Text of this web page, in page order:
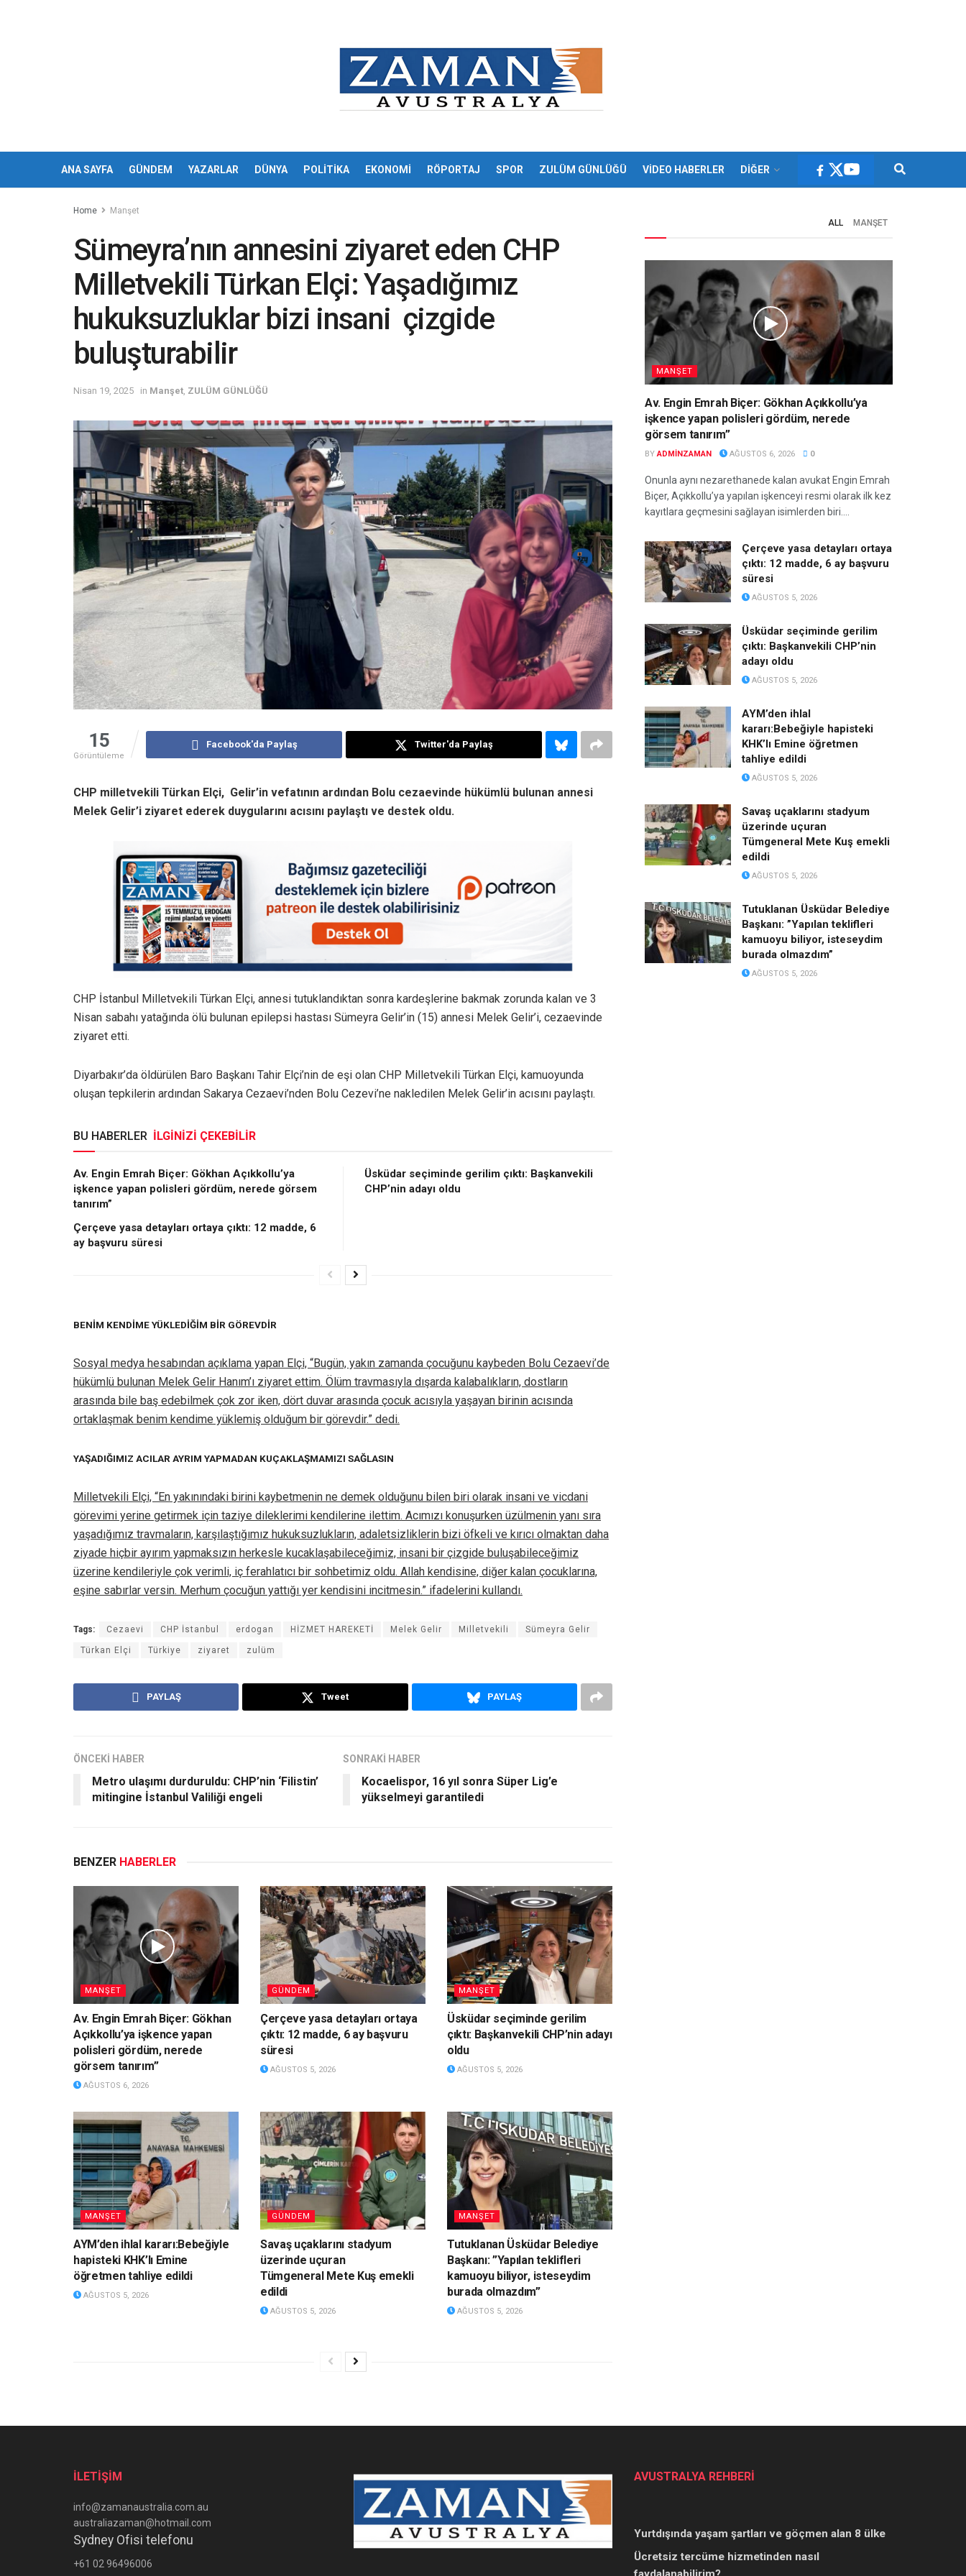
ANA SAYFA GÜNDEM YAZARLAR DÜNYA POLİTİKA EKONOMİ RÖPORTAJ SPOR ZULÜM GÜNLÜĞÜ VİDEO HABERLER DİĞER
Home Manşet
Sümeyra’nın annesini ziyaret eden CHP
Milletvekili Türkan Elçi: Yaşadığımız
hukuksuzluklar bizi insani çizgide
buluşturabilir
Nisan 19, 2025 in Manşet ZULÜM GÜNLÜĞÜ
15
Görüntüleme
Facebook'da Paylaş Twitter'da Paylaş
CHP milletvekili Türkan Elçi, Gelir’in vefatının ardından Bolu cezaevinde hükümlü bulunan annesi
Melek Gelir’i ziyaret ederek duygularını acısını paylaştı ve destek oldu.
CHP İstanbul Milletvekili Türkan Elçi, annesi tutuklandıktan sonra kardeşlerine bakmak zorunda kalan ve 3
Nisan sabahı yatağında ölü bulunan epilepsi hastası Sümeyra Gelir’in (15) annesi Melek Gelir’i, cezaevinde
ziyaret etti.
Diyarbakır’da öldürülen Baro Başkanı Tahir Elçi’nin de eşi olan CHP Milletvekili Türkan Elçi, kamuoyunda
oluşan tepkilerin ardından Sakarya Cezaevi’nden Bolu Cezevi’ne nakledilen Melek Gelir’in acısını paylaştı.
BU HABERLER İLGİNİZİ ÇEKEBİLİR
Av. Engin Emrah Biçer: Gökhan Açıkkollu’ya
işkence yapan polisleri gördüm, nerede görsem
tanırım”
Çerçeve yasa detayları ortaya çıktı: 12 madde, 6
ay başvuru süresi
Üsküdar seçiminde gerilim çıktı: Başkanvekili
CHP’nin adayı oldu
BENİM KENDİME YÜKLEDİĞİM BİR GÖREVDİR
Sosyal medya hesabından açıklama yapan Elçi, “Bugün, yakın zamanda çocuğunu kaybeden Bolu Cezaevi’de
hükümlü bulunan Melek Gelir Hanım’ı ziyaret ettim. Ölüm travmasıyla dışarda kalabalıkların, dostların
arasında bile baş edebilmek çok zor iken, dört duvar arasında çocuk acısıyla yaşayan birinin acısında
ortaklaşmak benim kendime yüklemiş olduğum bir görevdir.” dedi.
YAŞADIĞIMIZ ACILAR AYRIM YAPMADAN KUÇAKLAŞMAMIZI SAĞLASIN
Milletvekili Elçi, “En yakınındaki birini kaybetmenin ne demek olduğunu bilen biri olarak insani ve vicdani
görevimi yerine getirmek için taziye dileklerimi kendilerine ilettim. Acımızı konuşurken üzülmenin yanı sıra
yaşadığımız travmaların, karşılaştığımız hukuksuzlukların, adaletsizliklerin bizi öfkeli ve kırıcı olmaktan daha
ziyade hiçbir ayırım yapmaksızın herkesle kucaklaşabileceğimiz, insani bir çizgide buluşabileceğimiz
üzerine kendileriyle çok verimli, iç ferahlatıcı bir sohbetimiz oldu. Allah kendisine, diğer kalan çocuklarına,
eşine sabırlar versin. Merhum çocuğun yattığı yer kendisini incitmesin.” ifadelerini kullandı.
Tags: Cezaevi CHP İstanbul erdogan HİZMET HAREKETİ Melek Gelir Milletvekili Sümeyra Gelir
Türkan Elçi Türkiye ziyaret zulüm
PAYLAŞ Tweet PAYLAŞ
ÖNCEKİ HABER
Metro ulaşımı durduruldu: CHP’nin ‘Filistin’
mitingine İstanbul Valiliği engeli
SONRAKİ HABER
Kocaelispor, 16 yıl sonra Süper Lig’e
yükselmeyi garantiledi
BENZER HABERLER
MANŞET
Av. Engin Emrah Biçer: Gökhan
Açıkkollu’ya işkence yapan
polisleri gördüm, nerede
görsem tanırım”
AĞUSTOS 6, 2026
GÜNDEM
Çerçeve yasa detayları ortaya
çıktı: 12 madde, 6 ay başvuru
süresi
AĞUSTOS 5, 2026
MANŞET
Üsküdar seçiminde gerilim
çıktı: Başkanvekili CHP’nin adayı
oldu
AĞUSTOS 5, 2026
MANŞET
AYM’den ihlal kararı:Bebeğiyle
hapisteki KHK’lı Emine
öğretmen tahliye edildi
AĞUSTOS 5, 2026
GÜNDEM
Savaş uçaklarını stadyum
üzerinde uçuran
Tümgeneral Mete Kuş emekli
edildi
AĞUSTOS 5, 2026
MANŞET
Tutuklanan Üsküdar Belediye
Başkanı: ”Yapılan teklifleri
kamuoyu biliyor, isteseydim
burada olmazdım”
AĞUSTOS 5, 2026
ALL MANŞET
MANŞET
Av. Engin Emrah Biçer: Gökhan Açıkkollu’ya
işkence yapan polisleri gördüm, nerede
görsem tanırım”
BY ADMINZAMAN AĞUSTOS 6, 2026 0
Onunla aynı nezarethanede kalan avukat Engin Emrah
Biçer, Açıkkollu’ya yapılan işkenceyi resmi olarak ilk kez
kayıtlara geçmesini sağlayan isimlerden biri....
Çerçeve yasa detayları ortaya
çıktı: 12 madde, 6 ay başvuru
süresi
AĞUSTOS 5, 2026
Üsküdar seçiminde gerilim
çıktı: Başkanvekili CHP’nin
adayı oldu
AĞUSTOS 5, 2026
AYM’den ihlal
kararı:Bebeğiyle hapisteki
KHK’lı Emine öğretmen
tahliye edildi
AĞUSTOS 5, 2026
Savaş uçaklarını stadyum
üzerinde uçuran
Tümgeneral Mete Kuş emekli
edildi
AĞUSTOS 5, 2026
Tutuklanan Üsküdar Belediye
Başkanı: ”Yapılan teklifleri
kamuoyu biliyor, isteseydim
burada olmazdım”
AĞUSTOS 5, 2026
İLETİŞİM
info@zamanaustralia.com.au
australiazaman@hotmail.com
Sydney Ofisi telefonu
+61 02 96496006
AVUSTRALYA REHBERİ
Yurtdışında yaşam şartları ve göçmen alan 8 ülke
Ücretsiz tercüme hizmetinden nasıl